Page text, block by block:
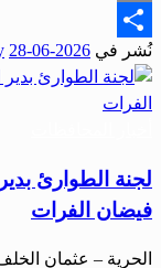
Email
Share
نُشر في 2026-06-28
لجنة الطوارئ
فيضان الفرات
الحرية – عثمان